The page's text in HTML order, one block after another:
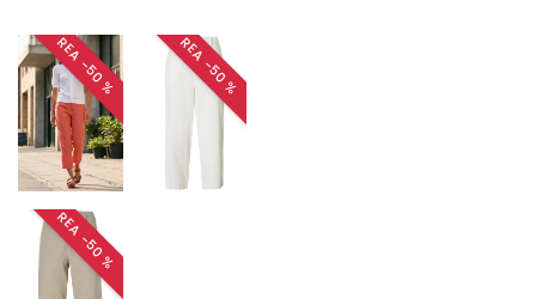
REA −50 % REA −50 %
REA −50 %